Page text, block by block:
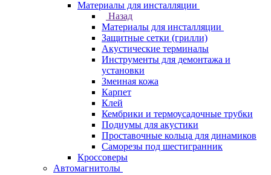
Материалы для инсталляции
Назад
Материалы для инсталляции
Защитные сетки (грилли)
Акустические терминалы
Инструменты для демонтажа и
установки
Змеиная кожа
Карпет
Клей
Кембрики и термоусадочные трубки
Подиумы для акустики
Проставочные кольца для динамиков
Саморезы под шестигранник
Кроссоверы
Автомагнитолы